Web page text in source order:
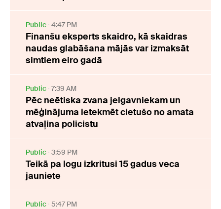
Public 4:47 PM
Finanšu eksperts skaidro, kā skaidras
naudas glabāšana mājās var izmaksāt
simtiem eiro gadā
Public 7:39 AM
Pēc neētiska zvana jelgavniekam un
mēģinājuma ietekmēt cietušo no amata
atvaļina policistu
Public 3:59 PM
Teikā pa logu izkritusi 15 gadus veca
jauniete
Public 5:47 PM